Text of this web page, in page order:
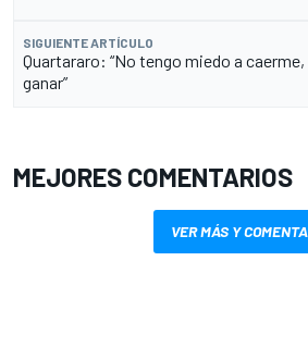
SIGUIENTE ARTÍCULO
Quartararo: “No tengo miedo a
ganar”
MEJORES COMENTARIOS
VER MÁS Y